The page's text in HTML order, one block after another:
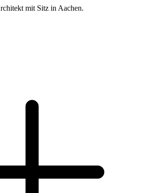
mit Sitz in Aachen.